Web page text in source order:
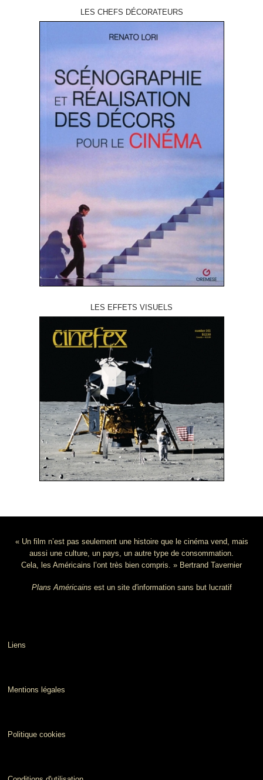
LES CHEFS DÉCORATEURS
LES EFFETS VISUELS
« Un film n’est pas seulement une histoire que le cinéma vend, mais
aussi une culture, un pays, un autre type de consommation.
Cela, les Américains l’ont très bien compris. » Bertrand Tavernier
Plans Américains est un site d'information sans but lucratif
Liens
Mentions légales
Politique cookies